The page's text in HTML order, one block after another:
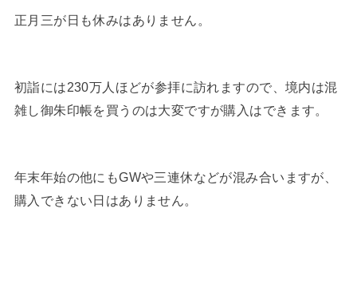
正月三が日も休みはありません。
初詣には230万人ほどが参拝に訪れますので、境内は混
雑し御朱印帳を買うのは大変ですが購入はできます。
年末年始の他にもGWや三連休などが混み合いますが、
購入できない日はありません。